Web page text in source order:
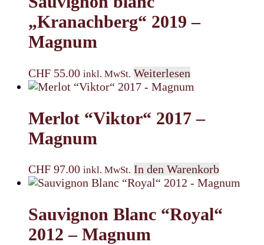
„Kranachberg“ 2019 –
Magnum
CHF 55.00 inkl. MwSt. Weiterlesen
Merlot “Viktor“ 2017 –
Magnum
CHF 97.00 inkl. MwSt. In den Warenkorb
Sauvignon Blanc “Royal“
2012 – Magnum